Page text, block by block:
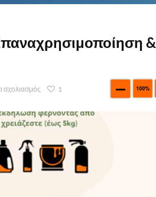
&
σχολιασμός 1